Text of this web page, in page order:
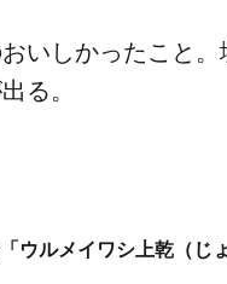
いしかった​こと
る。
ウルメイワシ上乾​（じ